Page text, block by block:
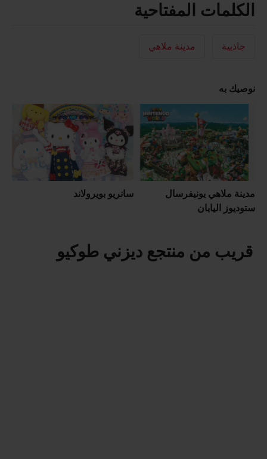
الكلمات المفتاحية
جاذبية مدينة ملاهي
نوصيك به
مدينة ملاهي يونيفرسال
ستوديوز اليابان
سانريو بويرولاند
قريب من منتجع ديزني طوكيو